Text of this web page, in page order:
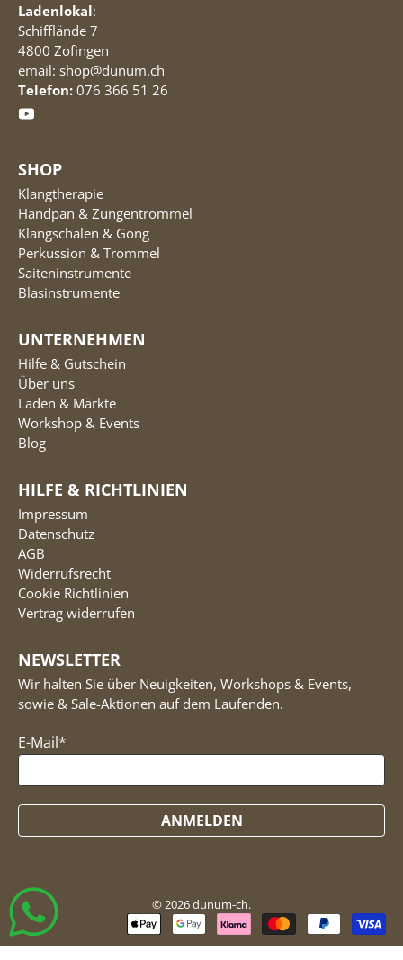
Ladenlokal:
Schifflände 7
4800 Zofingen
email: shop@dunum.ch
Telefon: 076 366 51 26
SHOP
Klangtherapie
Handpan & Zungentrommel
Klangschalen & Gong
Perkussion & Trommel
Saiteninstrumente
Blasinstrumente
UNTERNEHMEN
Hilfe & Gutschein
Über uns
Laden & Märkte
Workshop & Events
Blog
HILFE & RICHTLINIEN
Impressum
Datenschutz
AGB
Widerrufsrecht
Cookie Richtlinien
Vertrag widerrufen
NEWSLETTER
Wir halten Sie über Neuigkeiten, Workshops & Events,
sowie & Sale-Aktionen auf dem Laufenden.
E-Mail*
ANMELDEN
© 2026dunum-ch.